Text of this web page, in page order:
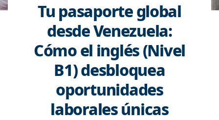
Tu pasaporte global
desde Venezuela:
Cómo el inglés (Nivel
B1) desbloquea
oportunidades
laborales únicas